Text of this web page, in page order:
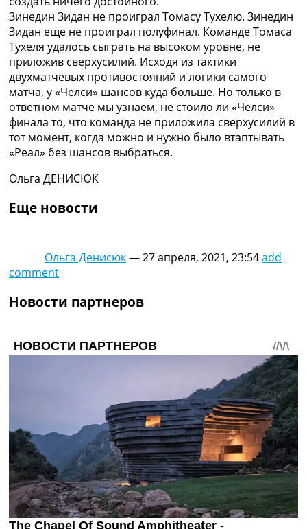
Зинедин Зидан не проиграл Томасу Тухелю. Зинедин
Зидан еще не проиграл полуфинал. Команде Томаса
Тухеля удалось сыграть на высоком уровне, не
приложив сверхусилий. Исходя из тактики
двухматчевых противостояний и логики самого
матча, у «Челси» шансов куда больше. Но только в
ответном матче мы узнаем, не стоило ли «Челси»
финала то, что команда не приложила сверхусилий в
тот момент, когда можно и нужно было втаптывать
«Реал» без шансов выбраться.
Ольга ДЕНИСЮК
Еще новости
Ольга Денисюк—27 апреля, 2021, 23:54add
comment
Новости партнеров